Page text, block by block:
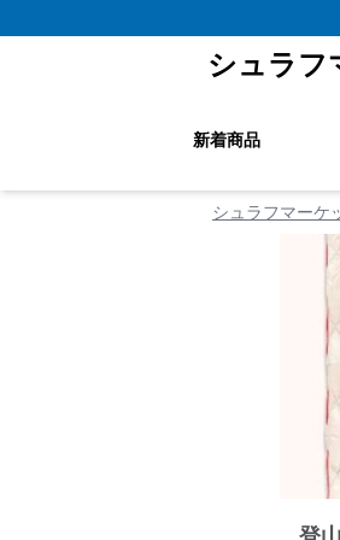
シュラフ
新着商品
シュラフマーケ